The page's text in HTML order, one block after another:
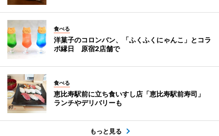
食べる
洋菓子のコロンバン、「ふくふくにゃんこ」とコラ
ボ縁日 原宿2店舗で
食べる
恵比寿駅前に立ち食いすし店「恵比寿駅前寿司」
ランチやデリバリーも
もっと見る